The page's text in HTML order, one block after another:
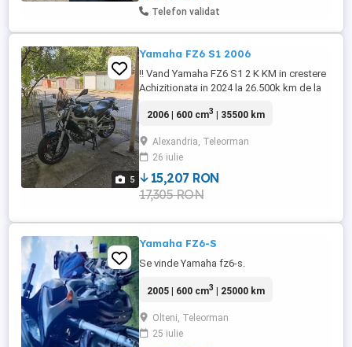
Telefon validat
5
Yamaha FZ6 S1 2006
!! Vand Yamaha FZ6 S1 2 K KM in crestere
Achizitionata in 2024 la 26.500k km de la
primul propietar in tara Se poate verifica
Italia !! fara accidente !! Motociclera Arata
9 10 Mecanic 9 10 Kit lant 60-70 bun
Cauciucuri ...
2006 | 600 cm3 | 35500 km
Alexandria, Teleorman
26 iulie
15,207 RON
17,305 RON
Yamaha FZ6-S
Se vinde Yamaha fz6-s.
2005 | 600 cm3 | 25000 km
Olteni, Teleorman
25 iulie